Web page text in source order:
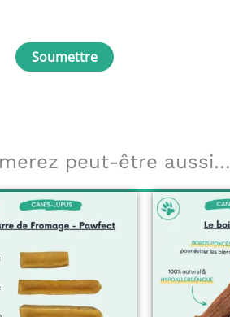
peut-être aussi…
Plage
de
prix :produit
variations.